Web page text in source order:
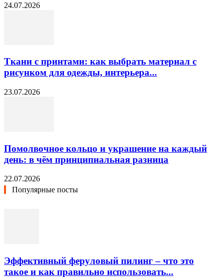
24.07.2026
Ткани с принтами: как выбрать материал с
рисунком для одежды, интерьера...
23.07.2026
Помолвочное кольцо и украшение на каждый
день: в чём принципиальная разница
22.07.2026
Популярные посты
Эффективный феруловый пилинг – что это
такое и как правильно использовать...